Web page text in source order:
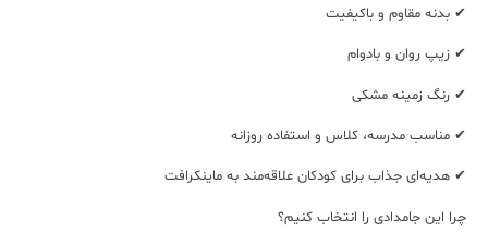
✔ بدنه مقاوم و باکیفیت
✔ زیپ روان و بادوام
✔ رنگ زمینه مشکی
✔ مناسب مدرسه، کلاس و استفاده روزانه
✔ هدیه‌ای جذاب برای کودکان علاقه‌مند به ماینکرافت
چرا این جامدادی را انتخاب کنیم؟